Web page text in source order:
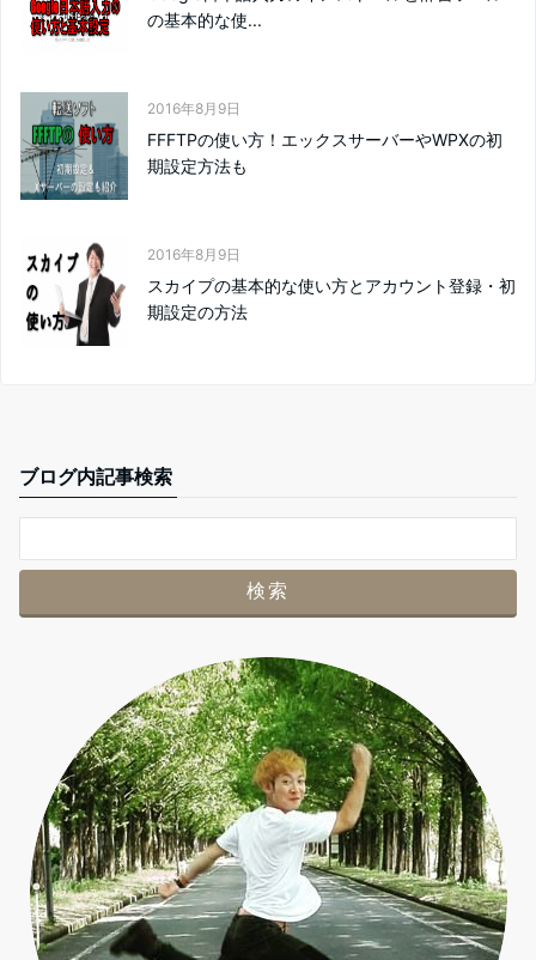
の基本的な使...
2016年8月9日
FFFTPの使い方！エックスサーバーやWPXの初
期設定方法も
2016年8月9日
スカイプの基本的な使い方とアカウント登録・初
期設定の方法
ブログ内記事検索